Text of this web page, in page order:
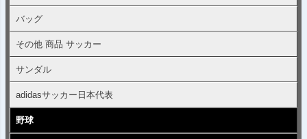
バッグ
その他 商品 サッカー
サンダル
adidasサッカー日本代表
野球